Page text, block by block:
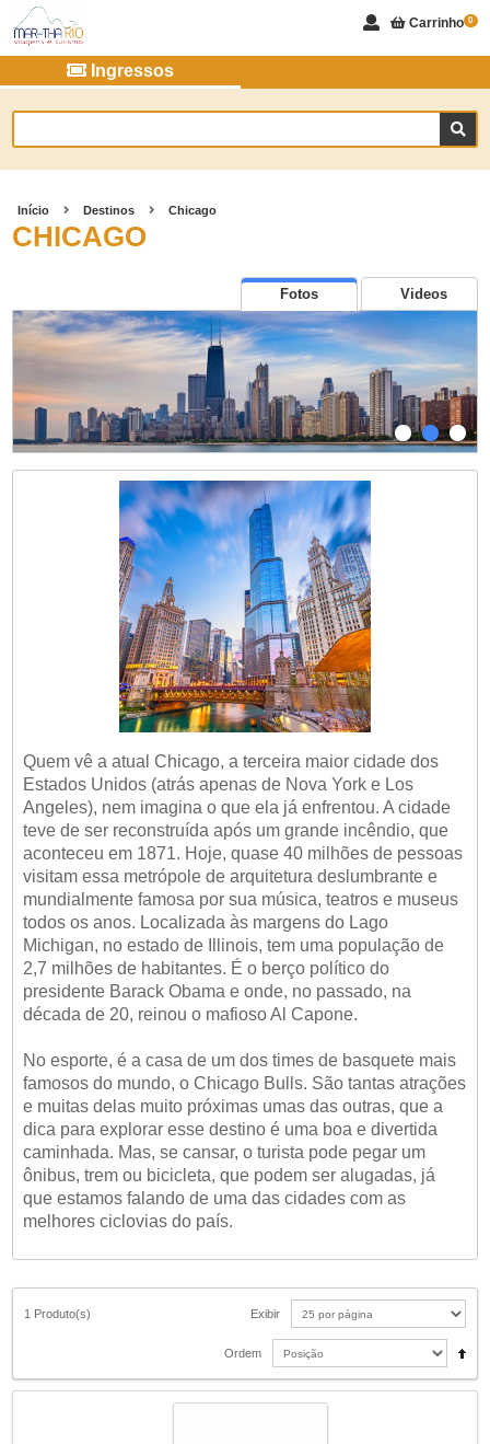
Carrinho 0
Ingressos
Início Destinos Chicago
CHICAGO
Fotos Videos
Quem vê a atual Chicago, a terceira maior cidade dos
Estados Unidos (atrás apenas de Nova York e Los
Angeles), nem imagina o que ela já enfrentou. A cidade
teve de ser reconstruída após um grande incêndio, que
aconteceu em 1871. Hoje, quase 40 milhões de pessoas
visitam essa metrópole de arquitetura deslumbrante e
mundialmente famosa por sua música, teatros e museus
todos os anos. Localizada às margens do Lago
Michigan, no estado de Illinois, tem uma população de
2,7 milhões de habitantes. É o berço político do
presidente Barack Obama e onde, no passado, na
década de 20, reinou o mafioso Al Capone.
No esporte, é a casa de um dos times de basquete mais
famosos do mundo, o Chicago Bulls. São tantas atrações
e muitas delas muito próximas umas das outras, que a
dica para explorar esse destino é uma boa e divertida
caminhada. Mas, se cansar, o turista pode pegar um
ônibus, trem ou bicicleta, que podem ser alugadas, já
que estamos falando de uma das cidades com as
melhores ciclovias do país.
1 Produto(s) Exibir
Ordem